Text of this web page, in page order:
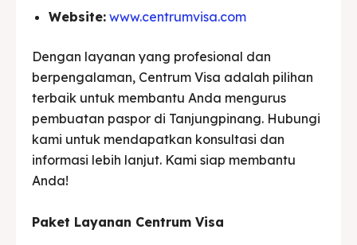
Website: www.centrumvisa.com
Dengan layanan yang profesional dan
berpengalaman, Centrum Visa adalah pilihan
terbaik untuk membantu Anda mengurus
pembuatan paspor di Tanjungpinang. Hubungi
kami untuk mendapatkan konsultasi dan
informasi lebih lanjut. Kami siap membantu
Anda!
Paket Layanan Centrum Visa